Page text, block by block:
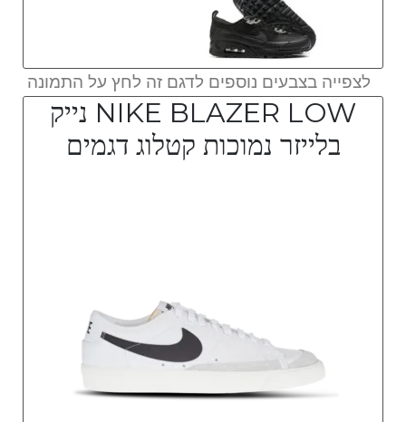
לצפייה בצבעים נוספים לדגם זה לחץ על התמונה
NIKE BLAZER LOW נייק
בלייזר נמוכות קטלוג דגמים